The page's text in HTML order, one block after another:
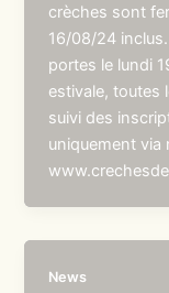
crèches sont
16/08/24
portes le lundi
estivale, toutes
suivi des
uniquement via
News